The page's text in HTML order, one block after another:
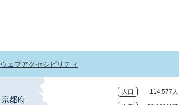
ウェブアクセシビリティ
人口 114,577人